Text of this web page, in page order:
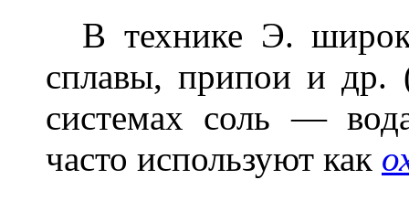
В технике Э.
сплавы, припои и
системах соль —
часто используют как